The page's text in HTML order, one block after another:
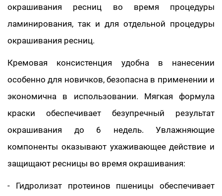
окрашивания ресниц во время процедуры
ламинирования, так и для отдельной процедуры
окрашивания ресниц.
Кремовая консистенция удобна в нанесении
особенно для новичков, безопасна в применении и
экономична в использовании. Мягкая формула
краски обеспечивает безупречный результат
окрашивания до 6 недель. Увлажняющие
компоненты оказывают ухаживающее действие и
защищают ресницы во время окрашивания:
- Гидролизат протеинов пшеницы обеспечивает